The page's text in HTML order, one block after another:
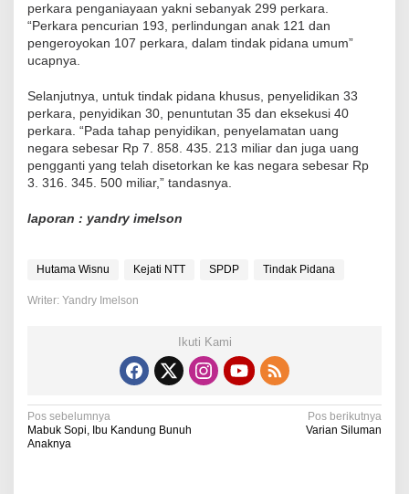
perkara penganiayaan yakni sebanyak 299 perkara.
“Perkara pencurian 193, perlindungan anak 121 dan
pengeroyokan 107 perkara, dalam tindak pidana umum”
ucapnya.
Selanjutnya, untuk tindak pidana khusus, penyelidikan 33
perkara, penyidikan 30, penuntutan 35 dan eksekusi 40
perkara. “Pada tahap penyidikan, penyelamatan uang
negara sebesar Rp 7. 858. 435. 213 miliar dan juga uang
pengganti yang telah disetorkan ke kas negara sebesar Rp
3. 316. 345. 500 miliar,” tandasnya.
laporan : yandry imelson
Hutama Wisnu Kejati NTT SPDP Tindak Pidana
Writer: Yandry Imelson
Ikuti Kami
N
a
Pos sebelumnya
Mabuk Sopi, Ibu Kandung Bunuh
Anaknya
Pos berikutnya
Varian Siluman